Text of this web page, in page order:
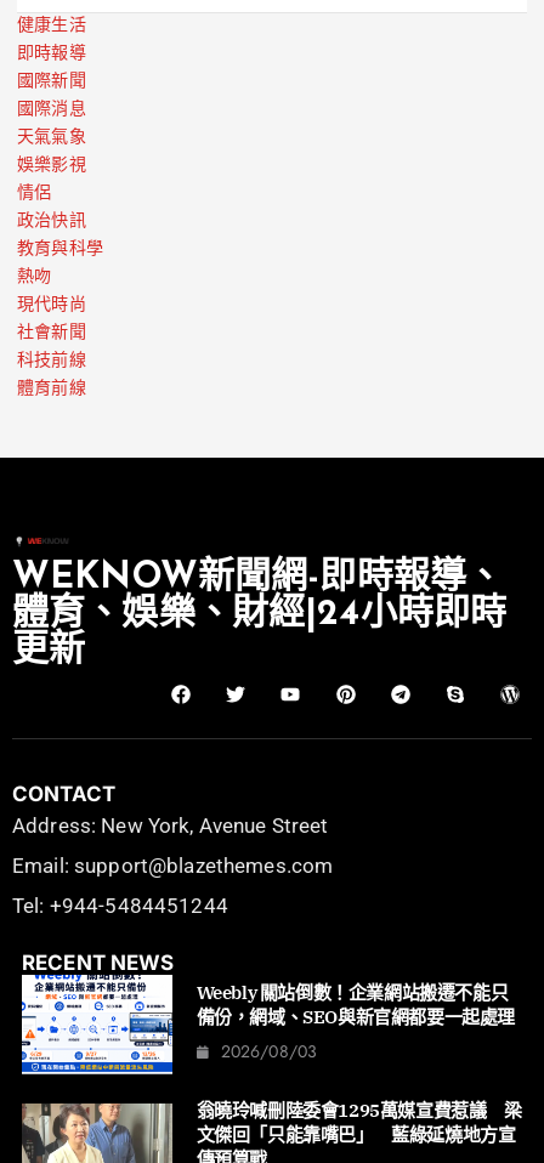
健康生活
即時報導
國際新聞
國際消息
天氣氣象
娛樂影視
情侶
政治快訊
教育與科學
熱吻
現代時尚
社會新聞
科技前線
體育前線
WEKNOW新聞網-即時報導、
體育、娛樂、財經|24小時即時
更新
CONTACT
Address: New York, Avenue Street
Email: support@blazethemes.com
Tel: +944-5484451244
RECENT NEWS
Weebly 關站倒數！企業網站搬遷不能只
備份，網域、SEO與新官網都要一起處理
2026/08/03
翁曉玲喊刪陸委會1295萬媒宣費惹議 梁
文傑回「只能靠嘴巴」 藍綠延燒地方宣